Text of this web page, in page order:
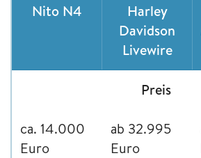
Nito N4
Harley
Davidson
Livewire
Preis
ca. 14.000
Euro
ab 32.995
Euro